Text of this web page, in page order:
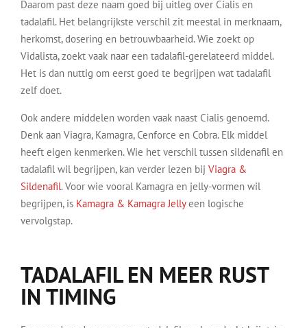
Daarom past deze naam goed bij uitleg over Cialis en
tadalafil. Het belangrijkste verschil zit meestal in merknaam,
herkomst, dosering en betrouwbaarheid. Wie zoekt op
Vidalista, zoekt vaak naar een tadalafil-gerelateerd middel.
Het is dan nuttig om eerst goed te begrijpen wat tadalafil
zelf doet.
Ook andere middelen worden vaak naast Cialis genoemd.
Denk aan Viagra, Kamagra, Cenforce en Cobra. Elk middel
heeft eigen kenmerken. Wie het verschil tussen sildenafil en
tadalafil wil begrijpen, kan verder lezen bij Viagra &
Sildenafil. Voor wie vooral Kamagra en jelly-vormen wil
begrijpen, is Kamagra & Kamagra Jellyeen logische
vervolgstap.
TADALAFIL EN MEER RUST
IN TIMING